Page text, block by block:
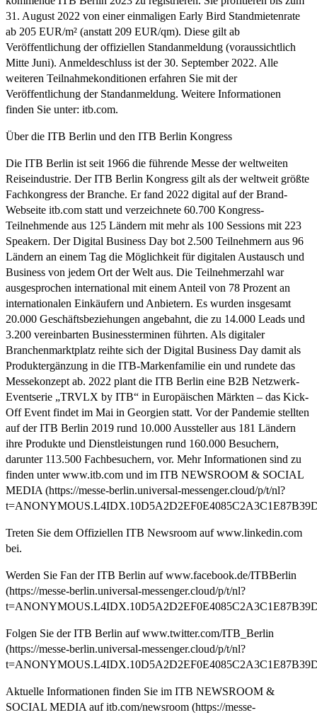
31. August 2022 von einer einmaligen Early Bird Standmietenrate
ab 205 EUR/m² (anstatt 209 EUR/qm). Diese gilt ab
Veröffentlichung der offiziellen Standanmeldung (voraussichtlich
Mitte Juni). Anmeldeschluss ist der 30. September 2022. Alle
weiteren Teilnahmekonditionen erfahren Sie mit der
Veröffentlichung der Standanmeldung. Weitere Informationen
finden Sie unter: itb.com.
Über die ITB Berlin und den ITB Berlin Kongress
Die ITB Berlin ist seit 1966 die führende Messe der weltweiten
Reiseindustrie. Der ITB Berlin Kongress gilt als der weltweit größte
Fachkongress der Branche. Er fand 2022 digital auf der Brand-
Webseite itb.com statt und verzeichnete 60.700 Kongress-
Teilnehmende aus 125 Ländern mit mehr als 100 Sessions mit 223
Speakern. Der Digital Business Day bot 2.500 Teilnehmern aus 96
Ländern an einem Tag die Möglichkeit für digitalen Austausch und
Business von jedem Ort der Welt aus. Die Teilnehmerzahl war
ausgesprochen international mit einem Anteil von 78 Prozent an
internationalen Einkäufern und Anbietern. Es wurden insgesamt
20.000 Geschäftsbeziehungen angebahnt, die zu 14.000 Leads und
3.200 vereinbarten Businessterminen führten. Als digitaler
Branchenmarktplatz reihte sich der Digital Business Day damit als
Produktergänzung in die ITB-Markenfamilie ein und rundete das
Messekonzept ab. 2022 plant die ITB Berlin eine B2B Netzwerk-
Eventserie „TRVLX by ITB“ in Europäischen Märkten – das Kick-
Off Event findet im Mai in Georgien statt. Vor der Pandemie stellten
auf der ITB Berlin 2019 rund 10.000 Aussteller aus 181 Ländern
ihre Produkte und Dienstleistungen rund 160.000 Besuchern,
darunter 113.500 Fachbesuchern, vor. Mehr Informationen sind zu
finden unter www.itb.com und im ITB NEWSROOM & SOCIAL
MEDIA (https://messe-berlin.universal-messenger.cloud/p/t/nl?
Treten Sie dem Offiziellen ITB Newsroom auf www.linkedin.com
bei.
Werden Sie Fan der ITB Berlin auf www.facebook.de/ITBBerlin
(https://messe-berlin.universal-messenger.cloud/p/t/nl?
Folgen Sie der ITB Berlin auf www.twitter.com/ITB_Berlin
(https://messe-berlin.universal-messenger.cloud/p/t/nl?
Aktuelle Informationen finden Sie im ITB NEWSROOM &
SOCIAL MEDIA auf itb.com/newsroom (https://messe-